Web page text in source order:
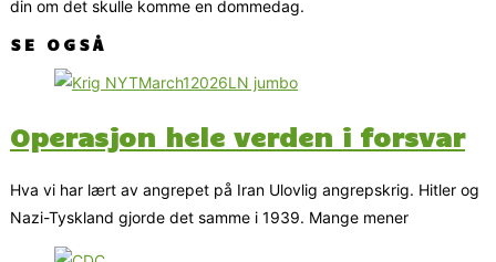
din om det skulle komme en dommedag.
SE OGSÅ
Operasjon hele verden i forsvar
Hva vi har lært av angrepet på Iran Ulovlig angrepskrig. Hitler og
Nazi-Tyskland gjorde det samme i 1939. Mange mener